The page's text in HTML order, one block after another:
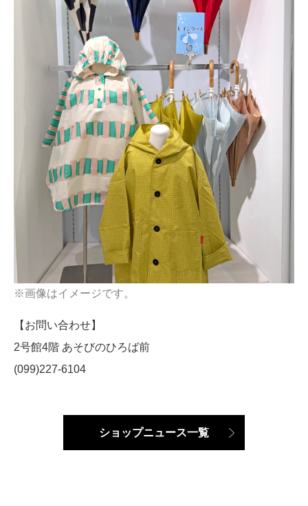
※画像はイメージです。
【お問い合わせ】
2号館4階 あそびのひろば前
(099)227-6104
ショップニュース一覧